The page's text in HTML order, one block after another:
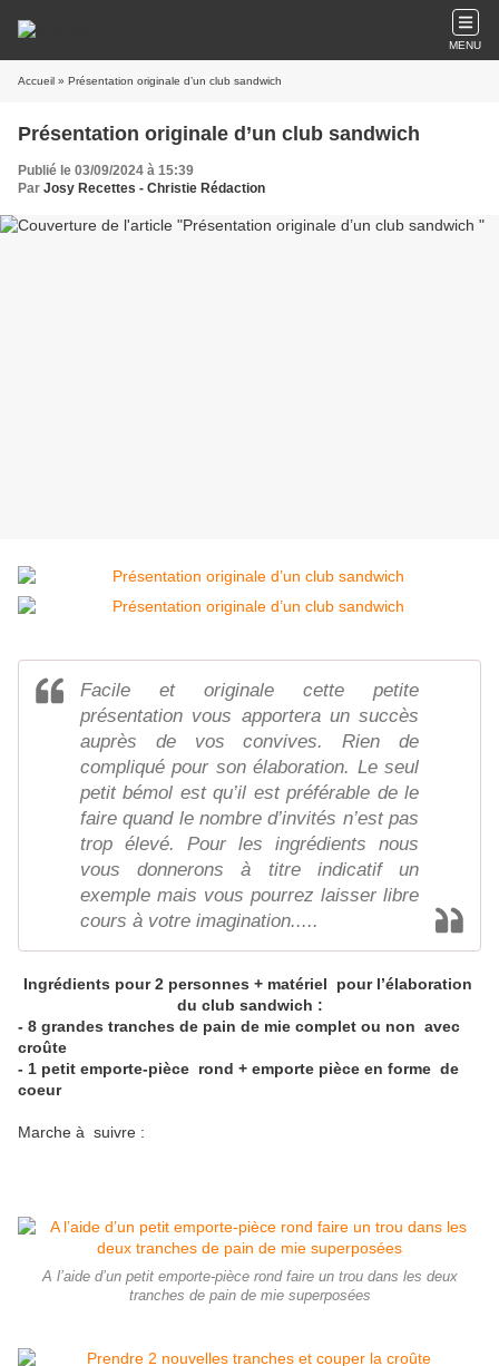
MENU
Accueil » Présentation originale d’un club sandwich
Présentation originale d’un club sandwich
Publié le 03/09/2024 à 15:39
Par Josy Recettes - Christie Rédaction
Facile et originale cette petite
présentation vous apportera un succès
auprès de vos convives. Rien de
compliqué pour son élaboration. Le seul
petit bémol est qu’il est préférable de le
faire quand le nombre d’invités n’est pas
trop élevé. Pour les ingrédients nous
vous donnerons à titre indicatif un
exemple mais vous pourrez laisser libre
cours à votre imagination.....
Ingrédients pour 2 personnes + matériel pour l’élaboration
du club sandwich :
- 8 grandes tranches de pain de mie complet ou non avec
croûte
- 1 petit emporte-pièce rond + emporte pièce en forme de
coeur
Marche à suivre :
A l’aide d’un petit emporte-pièce rond faire un trou dans les deux
tranches de pain de mie superposées